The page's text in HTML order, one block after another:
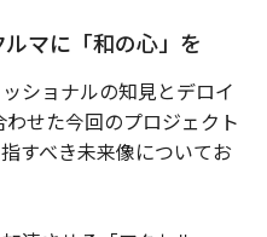
マに「和の心」を
ショナルの知見とデロイ
せた今回のプロジェクト
すべき未来像についてお